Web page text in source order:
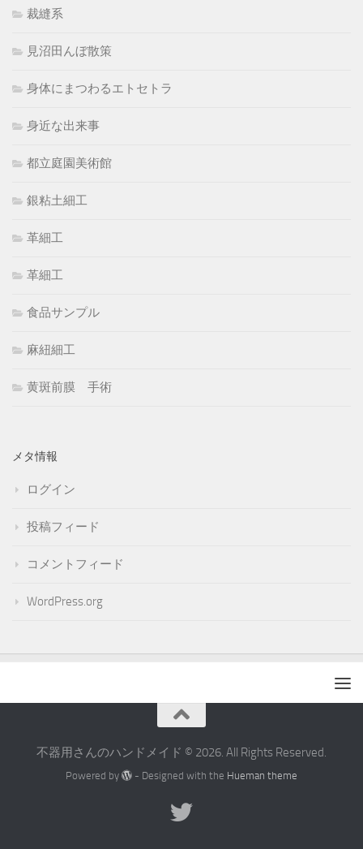
裁縫系
見沼田んぼ散策
身体にまつわるエトセトラ
身近な出来事
都立庭園美術館
銀粘土細工
革細工
革細工
食品サンプル
麻紐細工
黄斑前膜 手術
メタ情報
ログイン
投稿フィード
コメントフィード
WordPress.org
不器用さんのハンドメイド © 2026. All Rights Reserved.
Powered by - Designed with the Hueman theme